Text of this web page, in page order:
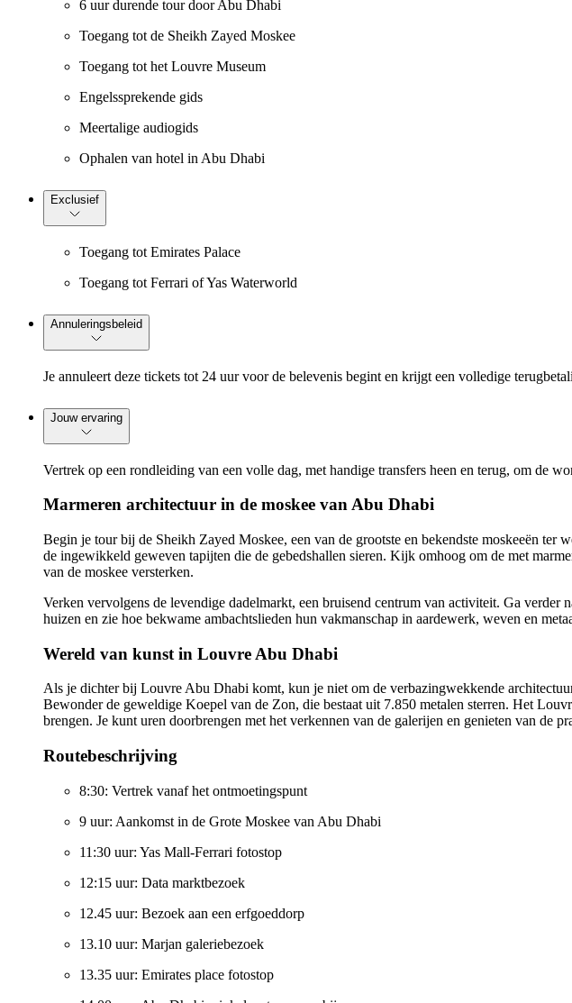
6 uur durende tour door Abu Dhabi
Toegang tot de Sheikh Zayed Moskee
Toegang tot het Louvre Museum
Engelssprekende gids
Meertalige audiogids
Ophalen van hotel in Abu Dhabi
Exclusief
Toegang tot Emirates Palace
Toegang tot Ferrari of Yas Waterworld
Annuleringsbeleid
Je annuleert deze tickets tot 24 uur voor de belevenis begint en krijgt een volledige
Jouw ervaring
Vertrek op een rondleiding van een volle dag, met handige transfers heen en terug, om de
Marmeren architectuur in de moskee van Abu Dhabi
Begin je tour bij de Sheikh Zayed Moskee, een van de grootste en bekendste moskeeën
de ingewikkeld geweven tapijten die de gebedshallen sieren. Kijk omhoog om de met
van de moskee versterken.
Verken vervolgens de levendige dadelmarkt, een bruisend centrum van activiteit. Ga
huizen en zie hoe bekwame ambachtslieden hun vakmanschap in aardewerk, weven en
Wereld van kunst in Louvre Abu Dhabi
Als je dichter bij Louvre Abu Dhabi komt, kun je niet om de verbazingwekkende
Bewonder de geweldige Koepel van de Zon, die bestaat uit 7.850 metalen sterren. Het
brengen. Je kunt uren doorbrengen met het verkennen van de galerijen en genieten van de
Routebeschrijving
8:30: Vertrek vanaf het ontmoetingspunt
9 uur: Aankomst in de Grote Moskee van Abu Dhabi
11:30 uur: Yas Mall-Ferrari fotostop
12:15 uur: Data marktbezoek
12.45 uur: Bezoek aan een erfgoeddorp
13.10 uur: Marjan galeriebezoek
13.35 uur: Emirates place fotostop